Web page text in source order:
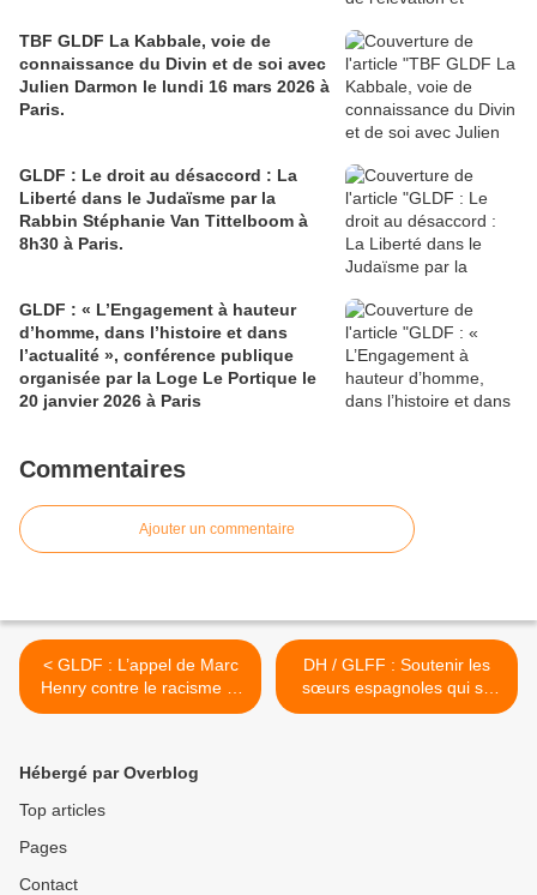
TBF GLDF La Kabbale, voie de
connaissance du Divin et de soi avec
Julien Darmon le lundi 16 mars 2026 à
Paris.
GLDF : Le droit au désaccord : La
Liberté dans le Judaïsme par la
Rabbin Stéphanie Van Tittelboom à
8h30 à Paris.
GLDF : « L’Engagement à hauteur
d’homme, dans l’histoire et dans
l’actualité », conférence publique
organisée par la Loge Le Portique le
20 janvier 2026 à Paris
Commentaires
Ajouter un commentaire
< GLDF : L’appel de Marc
Henry contre le racisme et
l’antisémitisme. Espérer et
DH / GLFF : Soutenir les
sœurs espagnoles qui se
battent pour le droit des
Hébergé par Overblog
Top articles
Pages
Contact